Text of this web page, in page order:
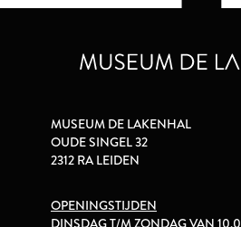
MUSEUM DE LAKENHAL
OUDE SINGEL 32
2312 RA LEIDEN
OPENINGSTIJDEN